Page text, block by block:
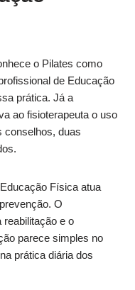
o Pilates como
de Educação
prática. Já a
ao fisioterapeuta o uso
conselhos, duas
Física atua
O
e o
parece simples no
prática diária dos